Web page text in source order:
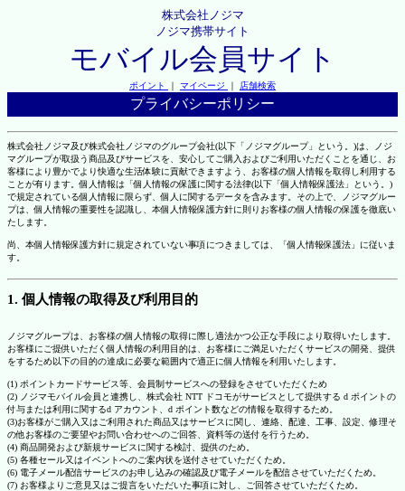
株式会社ノジマ
ノジマ携帯サイト
モバイル会員サイト
ポイント ｜ マイページ ｜ 店舗検索
プライバシーポリシー
株式会社ノジマ及び株式会社ノジマのグループ会社(以下「ノジマグループ」という。)は、ノジ
マグループが取扱う商品及びサービスを、安心してご購入およびご利用いただくことを通じ、お
客様により豊かでより快適な生活体験に貢献できますよう、お客様の個人情報を取得し利用する
ことが有ります。個人情報は「個人情報の保護に関する法律(以下「個人情報保護法」という。)
で規定されている個人情報に限らず、個人に関するデータを含みます。その上で、ノジマグルー
プは、個人情報の重要性を認識し、本個人情報保護方針に則りお客様の個人情報の保護を徹底い
たします。
尚、本個人情報保護方針に規定されていない事項につきましては、「個人情報保護法」に従いま
す。
1. 個人情報の取得及び利用目的
ノジマグループは、お客様の個人情報の取得に際し適法かつ公正な手段により取得いたします。
お客様にご提供いただく個人情報の利用目的は、お客様にご満足いただくサービスの開発、提供
をするため以下の目的の達成に必要な範囲内で適正に個人情報を利用いたします。
(1) ポイントカードサービス等、会員制サービスへの登録をさせていただくため
(2) ノジマモバイル会員と連携し、株式会社 NTT ドコモがサービスとして提供する d ポイントの
付与または利用に関するd アカウント、d ポイント数などの情報を取得するため。
(3)お客様がご購入又はご利用された商品又はサービスに関し、連絡、配達、工事、設定、修理そ
の他お客様のご要望やお問い合わせへのご回答、資料等の送付を行うため。
(4) 商品開発および新規サービスに関する検討、提供のため。
(5) 各種セール又はイベントへのご案内状を送付させていただくため。
(6) 電子メール配信サービスのお申し込みの確認及び電子メールを配信させていただくため。
(7) お客様よりご意見又はご提言をいただいた事項に対し、ご回答させていただくため。